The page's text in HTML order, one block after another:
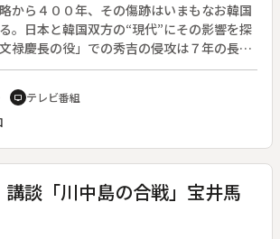
から４００年、その傷跡はいまもなお韓国
。日本と韓国双方の“現代”にその影響を探
禄慶長の役」での秀吉の侵攻は７年の長き
者など数万人もが拉致された。もともと韓
強く結ばれていたが、その関係を蹂躙した
両国の歴史にも影を落とすことになった。
本の文化に残した功績と、人々の怨念を描
tv テレビ番組
談「川中島の合戦」宝井馬